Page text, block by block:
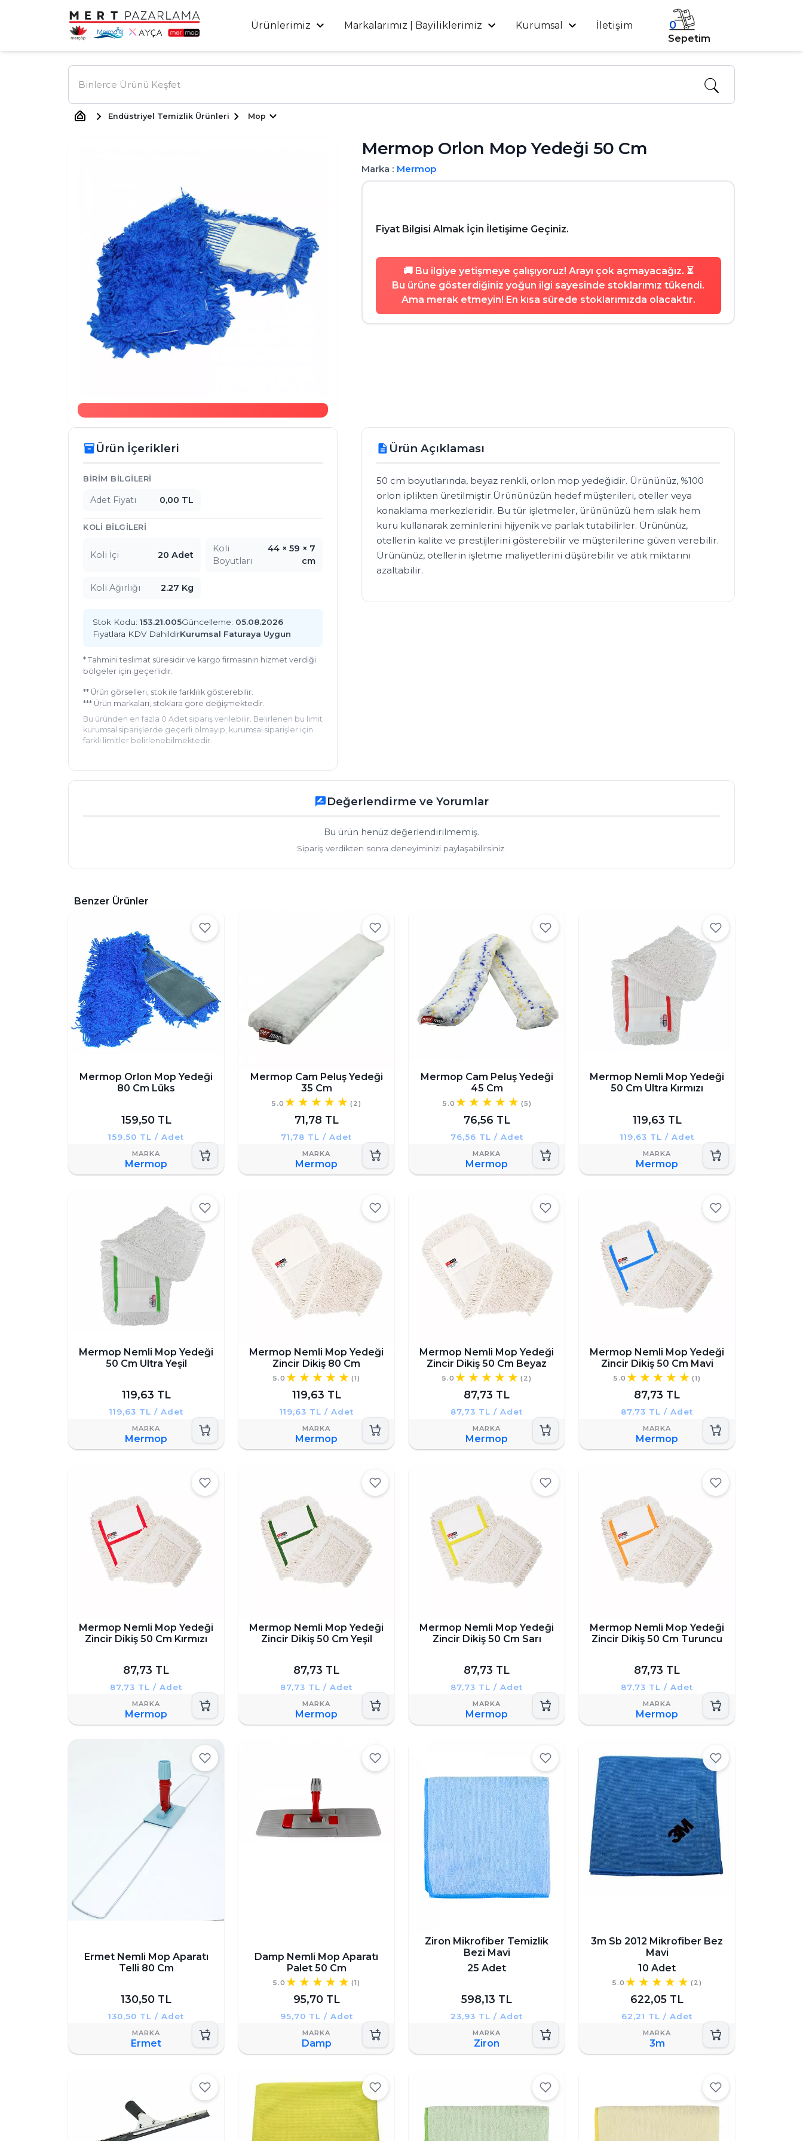
Ürünlerimiz Markalarımız | Bayiliklerimiz Kurumsal İletişim 0
Sepetim
Endüstriyel Temizlik Ürünleri Mop
Mermop Orlon Mop Yedeği 50 Cm
Marka : Mermop
Fiyat Bilgisi Almak İçin İletişime Geçiniz.
🚚 Bu ilgiye yetişmeye çalışıyoruz! Arayı çok açmayacağız. ⏳
Bu ürüne gösterdiğiniz yoğun ilgi sayesinde stoklarımız tükendi.
Ama merak etmeyin! En kısa sürede stoklarımızda olacaktır.
description Ürün Açıklaması
50 cm boyutlarında, beyaz renkli, orlon mop yedeğidir. Ürününüz, %100
orlon iplikten üretilmiştir.Ürününüzün hedef müşterileri, oteller veya
konaklama merkezleridir. Bu tür işletmeler, ürününüzü hem ıslak hem
kuru kullanarak zeminlerini hijyenik ve parlak tutabilirler. Ürününüz,
otellerin kalite ve prestijlerini gösterebilir ve müşterilerine güven verebilir.
Ürününüz, otellerin işletme maliyetlerini düşürebilir ve atık miktarını
azaltabilir.
inventory_2Ürün İçerikleri
Ürün İçerikleri
BIRIM BILGILERI
Adet Fiyatı 0,00 TL
KOLI BILGILERI
Koli İçi 20 Adet
Koli
Boyutları
44 × 59 × 7
cm
Koli Ağırlığı 2.27 Kg
Stok Kodu: 153.21.005Güncelleme: 05.08.2026
Fiyatlara KDV DahildirKurumsal Faturaya Uygun
* Tahmini teslimat süresidir ve kargo firmasının hizmet verdiği
bölgeler için geçerlidir.
** Ürün görselleri, stok ile farklılık gösterebilir.
*** Ürün markaları, stoklara göre değişmektedir.
Bu üründen en fazla 0 Adet sipariş verilebilir. Belirlenen bu limit
kurumsal siparişlerde geçerli olmayıp, kurumsal siparişler için
farklı limitler belirlenebilmektedir.
rate_reviewDeğerlendirme ve Yorumlar
Bu ürün henüz değerlendirilmemiş.
Sipariş verdikten sonra deneyiminizi paylaşabilirsiniz.
Benzer Ürünler
Mermop Orlon Mop Yedeği
80 Cm Lüks
159,50 TL
159,50 TL / Adet
Mermop
Mermop Cam Peluş Yedeği
35 Cm
5.0 (2)
71,78 TL
71,78 TL / Adet
Mermop
Mermop Cam Peluş Yedeği
45 Cm
5.0 (5)
76,56 TL
76,56 TL / Adet
Mermop
Mermop Nemli Mop Yedeği
50 Cm Ultra Kırmızı
119,63 TL
119,63 TL / Adet
Mermop
Mermop Nemli Mop Yedeği
50 Cm Ultra Yeşil
119,63 TL
119,63 TL / Adet
Mermop
Mermop Nemli Mop Yedeği
Zincir Dikiş 80 Cm
5.0 (1)
119,63 TL
119,63 TL / Adet
Mermop
Mermop Nemli Mop Yedeği
Zincir Dikiş 50 Cm Beyaz
5.0 (2)
87,73 TL
87,73 TL / Adet
Mermop
Mermop Nemli Mop Yedeği
Zincir Dikiş 50 Cm Mavi
5.0 (1)
87,73 TL
87,73 TL / Adet
Mermop
Mermop Nemli Mop Yedeği
Zincir Dikiş 50 Cm Kırmızı
87,73 TL
87,73 TL / Adet
Mermop
Mermop Nemli Mop Yedeği
Zincir Dikiş 50 Cm Yeşil
87,73 TL
87,73 TL / Adet
Mermop
Mermop Nemli Mop Yedeği
Zincir Dikiş 50 Cm Sarı
87,73 TL
87,73 TL / Adet
Mermop
Mermop Nemli Mop Yedeği
Zincir Dikiş 50 Cm Turuncu
87,73 TL
87,73 TL / Adet
Mermop
Ermet Nemli Mop Aparatı
Telli 80 Cm
130,50 TL
130,50 TL / Adet
Ermet
Damp Nemli Mop Aparatı
Palet 50 Cm
5.0 (1)
95,70 TL
95,70 TL / Adet
Damp
Ziron Mikrofiber Temizlik
Bezi Mavi
25 Adet
598,13 TL
23,93 TL / Adet
Ziron
3m Sb 2012 Mikrofiber Bez
Mavi
10 Adet
5.0 (2)
622,05 TL
62,21 TL / Adet
3m